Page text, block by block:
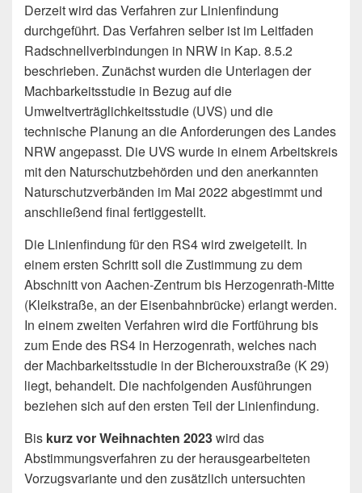
Derzeit wird das Verfahren zur Linienfindung
durchgeführt. Das Verfahren selber ist im Leitfaden
Radschnellverbindungen in NRW in Kap. 8.5.2
beschrieben. Zunächst wurden die Unterlagen der
Machbarkeitsstudie in Bezug auf die
Umweltverträglichkeitsstudie (UVS) und die
technische Planung an die Anforderungen des Landes
NRW angepasst. Die UVS wurde in einem Arbeitskreis
mit den Naturschutzbehörden und den anerkannten
Naturschutzverbänden im Mai 2022 abgestimmt und
anschließend final fertiggestellt.
Die Linienfindung für den RS4 wird zweigeteilt. In
einem ersten Schritt soll die Zustimmung zu dem
Abschnitt von Aachen-Zentrum bis Herzogenrath-Mitte
(Kleikstraße, an der Eisenbahnbrücke) erlangt werden.
In einem zweiten Verfahren wird die Fortführung bis
zum Ende des RS4 in Herzogenrath, welches nach
der Machbarkeitsstudie in der Bicherouxstraße (K 29)
liegt, behandelt. Die nachfolgenden Ausführungen
beziehen sich auf den ersten Teil der Linienfindung.
Bis kurz vor Weihnachten 2023wird das
Abstimmungsverfahren zu der herausgearbeiteten
Vorzugsvariante und den zusätzlich untersuchten